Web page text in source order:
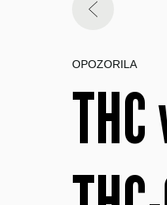
OPOZORILA